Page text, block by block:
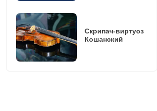
Скрипач-виртуоз
Кошанский